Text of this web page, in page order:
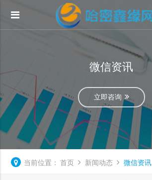
微信资讯
立即咨询
当前位置： 首页 新闻动态 微信资讯